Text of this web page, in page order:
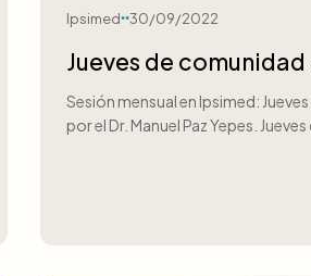
Ipsimed 30/09/2022
Jueves de
Sesión mensual en Ipsimed:
por el Dr. Manuel Paz Yepes.